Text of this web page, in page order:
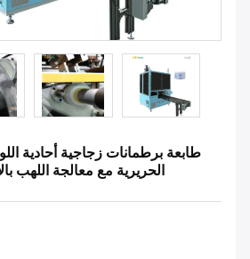
طابعة برطمانات زجاجية أحادية
الحريرية مع معالجة اللهب